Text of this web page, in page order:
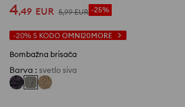
4,49 EUR 5,99 EUR -25%
-20% S KODO OMNI20MORE
Bombažna brisača
Barva : svetlo siva